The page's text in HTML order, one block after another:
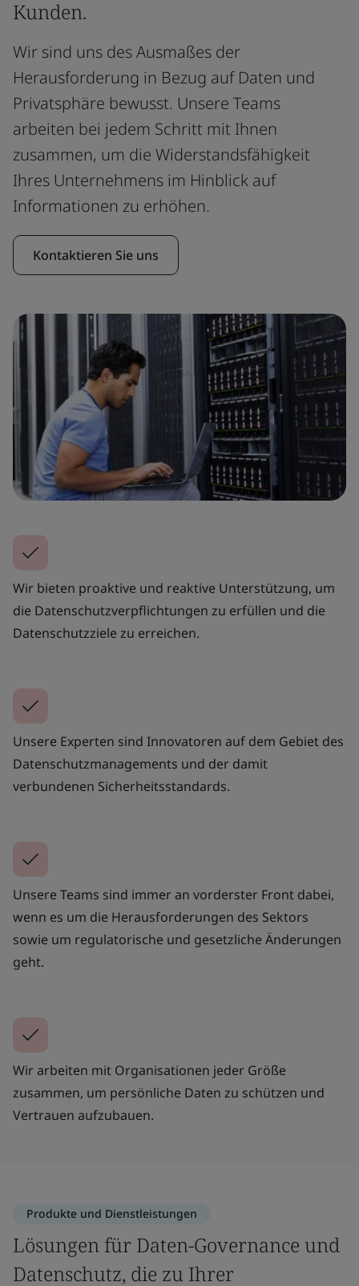
Kunden.
Wir sind uns des Ausmaßes der
Herausforderung in Bezug auf Daten und
Privatsphäre bewusst. Unsere Teams
arbeiten bei jedem Schritt mit Ihnen
zusammen, um die Widerstandsfähigkeit
Ihres Unternehmens im Hinblick auf
Informationen zu erhöhen.
Kontaktieren Sie uns
Wir bieten proaktive und reaktive Unterstützung, um
die Datenschutzverpflichtungen zu erfüllen und die
Datenschutzziele zu erreichen.
Unsere Experten sind Innovatoren auf dem Gebiet des
Datenschutzmanagements und der damit
verbundenen Sicherheitsstandards.
Unsere Teams sind immer an vorderster Front dabei,
wenn es um die Herausforderungen des Sektors
sowie um regulatorische und gesetzliche Änderungen
geht.
Wir arbeiten mit Organisationen jeder Größe
zusammen, um persönliche Daten zu schützen und
Vertrauen aufzubauen.
Produkte und Dienstleistungen
Lösungen für Daten-Governance und
Datenschutz, die zu Ihrer